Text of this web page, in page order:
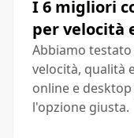
I 6 migliori
per velocità
Abbiamo
velocità, qualità
online e
l'opzione giusta.